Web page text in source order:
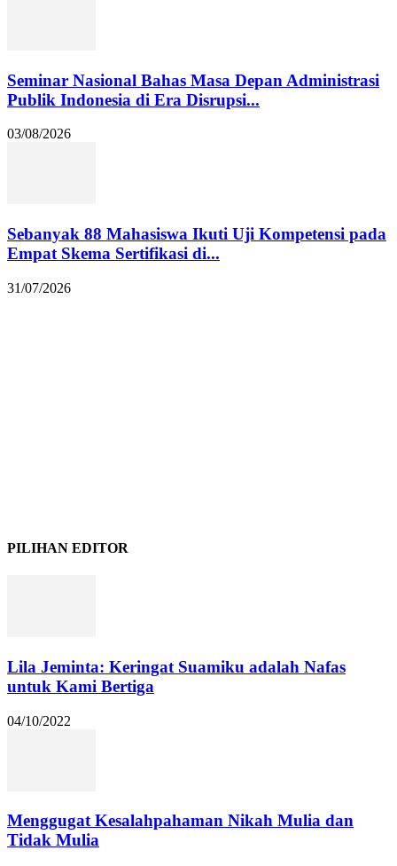
Seminar Nasional Bahas Masa Depan Administrasi
Publik Indonesia di Era Disrupsi...
03/08/2026
Sebanyak 88 Mahasiswa Ikuti Uji Kompetensi pada
Empat Skema Sertifikasi di...
31/07/2026
PILIHAN EDITOR
Lila Jeminta: Keringat Suamiku adalah Nafas
untuk Kami Bertiga
04/10/2022
Menggugat Kesalahpahaman Nikah Mulia dan
Tidak Mulia